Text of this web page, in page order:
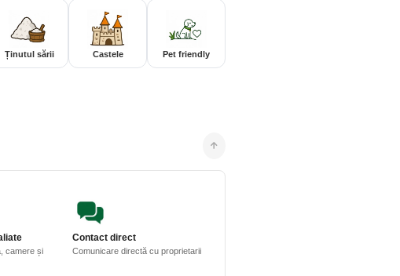
Ținutul sării Castele Pet friendly
camere și
Contact direct
Comunicare directă cu proprietarii